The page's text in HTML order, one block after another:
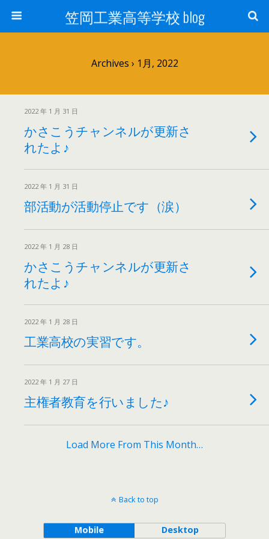
笠岡工業高等学校 blog
Archives › 1月, 2022
2022 年 1 月 31 日
かさこうチャンネルが更新さ
れたよ♪
2022 年 1 月 31 日
部活動が活動停止です（涙）
2022 年 1 月 28 日
かさこうチャンネルが更新さ
れたよ♪
2022 年 1 月 28 日
工業高校の実習です。
2022 年 1 月 27 日
主権者教育を行いました♪
Load More From This Month…
Back to top
Mobile Desktop